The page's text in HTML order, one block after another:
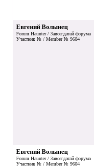
Евгений Волынец
Forum Haunter / Завсегдатай форума
Участник № / Member № 9604
Евгений Волынец
Forum Haunter / Завсегдатай форума
Участник № / Member № 9604